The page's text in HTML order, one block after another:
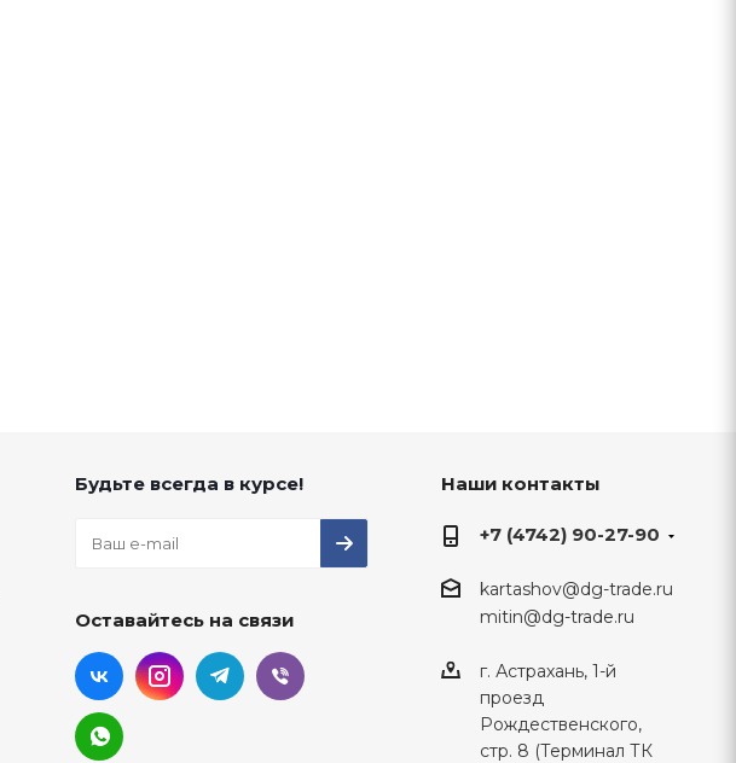
Будьте всегда в курсе!
Оставайтесь на связи
Наши контакты
+7 (4742) 90-27-90
kartashov@dg-trade.ru
mitin@dg-trade.ru
г. Астрахань, 1-й
проезд
Рождественского,
стр. 8 (Терминал ТК